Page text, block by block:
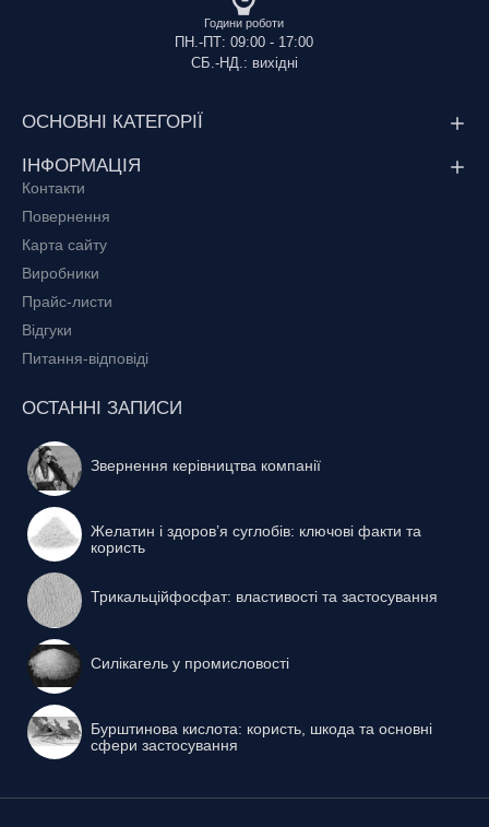
Години роботи
ПН.-ПТ: 09:00 - 17:00
СБ.-НД.: вихідні
ОСНОВНІ КАТЕГОРІЇ
ІНФОРМАЦІЯ
Контакти
Повернення
Карта сайту
Виробники
Прайс-листи
Відгуки
Питання-відповіді
ОСТАННІ ЗАПИСИ
Звернення керівництва компанії
Желатин і здоров’я суглобів: ключові факти та
користь
Трикальційфосфат: властивості та застосування
Силікагель у промисловості
Бурштинова кислота: користь, шкода та основні
сфери застосування